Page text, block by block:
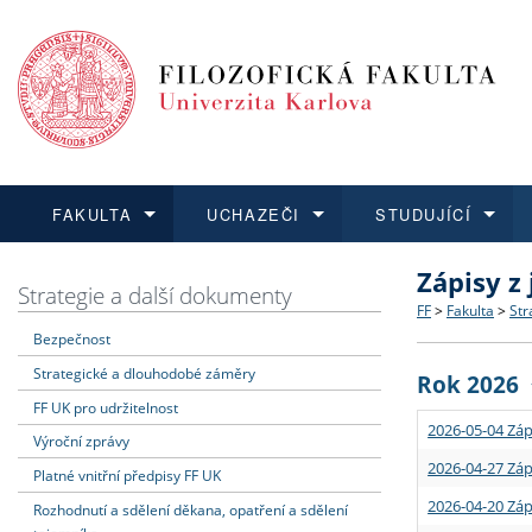
FAKULTA
Dozvědět se více
Struktura
Strategie
Podpora
UCHAZEČI
Podat přihlášku
Co
Učitelské
STUDUJÍCÍ
Dozvědět se více
Rigorózní
Dozvědět se více
O vědě a
Granty a
Dozvědět se více
Aktuální
Strategie a další dokumenty
Bezpečnost
Strategické a dlouhodobé záměry
FF UK pro udržitelnost
Výroční zprávy
Platné vnitřní předpisy FF UK
Rozhodnutí a sdělení děkana, opatření a sdělení
Zápisy
FF > Fakulta >
Rok 2026
2026-05-04
2026-04-27
2026-04-20